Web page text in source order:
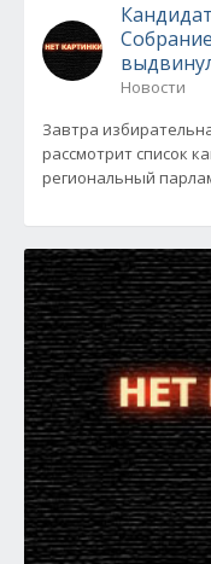
Новости
Завтра
рассмотрит список
региональный